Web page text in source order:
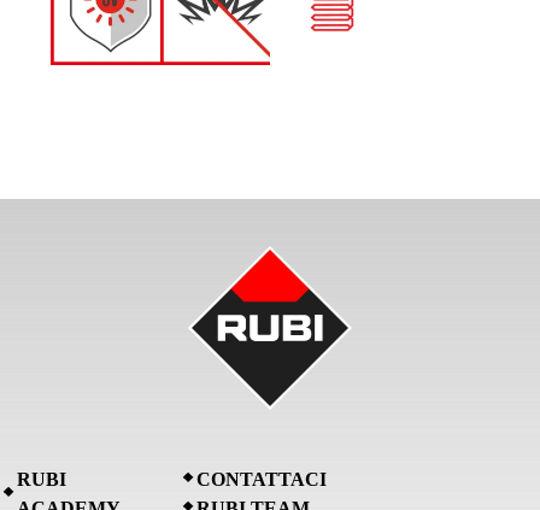
RUBI
CONTATTACI